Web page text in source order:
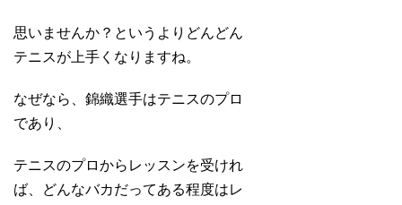
思いませんか？というよりどんどん
テニスが上手くなりますね。
なぜなら、錦織選手はテニスのプロ
であり、
テニスのプロからレッスンを受けれ
ば、どんなバカだってある程度はレ